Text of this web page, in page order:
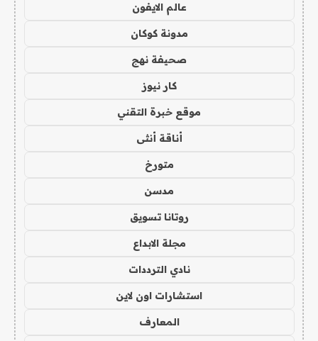
عالم الايفون
مدونة كوكان
صحيفة نهج
كار نيوز
موقع خبرة التقني
أناقة أنثى
متورخ
مدسن
روتانا تسويق
مجلة الابداع
نادي الترددات
استشارات اون لاين
المعارف